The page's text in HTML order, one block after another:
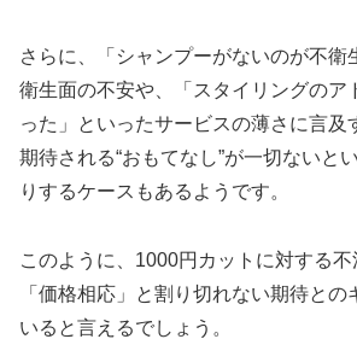
さらに、「シャンプーがないのが不衛
衛生面の不安や、「スタイリングのア
った」といったサービスの薄さに言及
期待される“おもてなし”が一切ないと
りするケースもあるようです。
このように、1000円カットに対する不
「価格相応」と割り切れない期待との
いると言えるでしょう。